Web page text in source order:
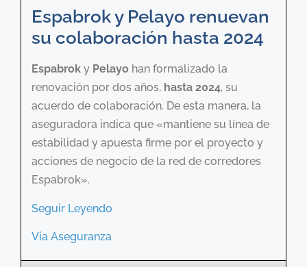
Espabrok y Pelayo renuevan
su colaboración hasta 2024
Espabrok y Pelayo han formalizado la
renovación por dos años, hasta 2024, su
acuerdo de colaboración. De esta manera, la
aseguradora indica que «mantiene su línea de
estabilidad y apuesta firme por el proyecto y
acciones de negocio de la red de corredores
Espabrok».
Seguir Leyendo
Via Aseguranza